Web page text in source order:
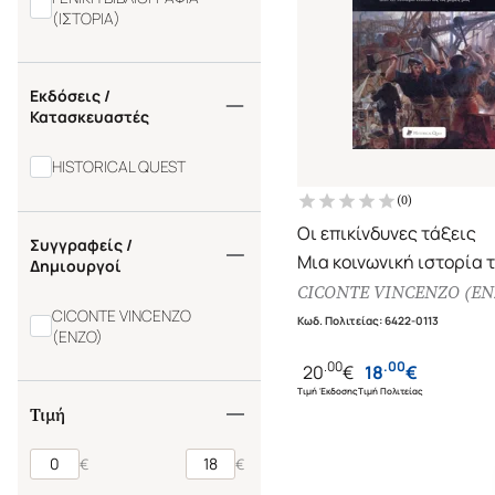
(ΙΣΤΟΡΙΑ)
Εκδόσεις /
Κατασκευαστές
HISTORICAL QUEST
Συγγραφείς /
Δημιουργοί
CICONTE VINCENZO
(ENZO)
Τιμή
€ €
(0)
Οι επικίνδυνες τάξεις
Μια κοινωνική ιστορία
φτώχειας από τη
εποχή ως τις μέρες μας
CICONTE VINCENZO
Κωδ. Πολιτείας:6422-0113
20.00€
Τιμή Έκδοσης
18.00€
Τιμή Πολιτείας